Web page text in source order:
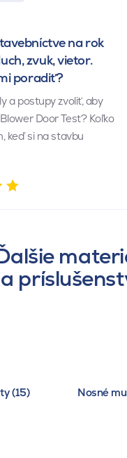
na rok
zvuk, vietor.
poradiť?
a postupy zvoliť, aby
Door Test? Koľko
keď si na stavbu
a
(15) Nosné